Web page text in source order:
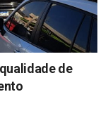
de